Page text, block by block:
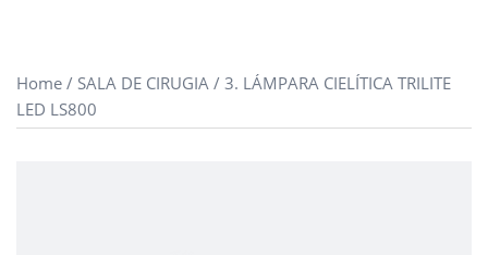
Home / SALA DE CIRUGIA / 3. LÁMPARA CIELÍTICA TRILITE
LED LS800